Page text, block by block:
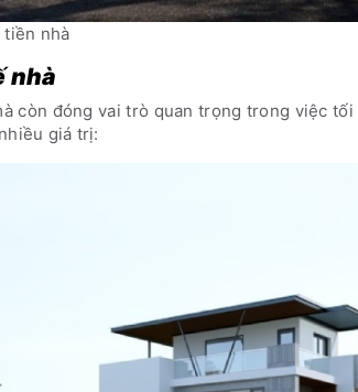
tiền nhà
nhà
còn đóng vai trò quan trọng trong việc tối
giá trị: